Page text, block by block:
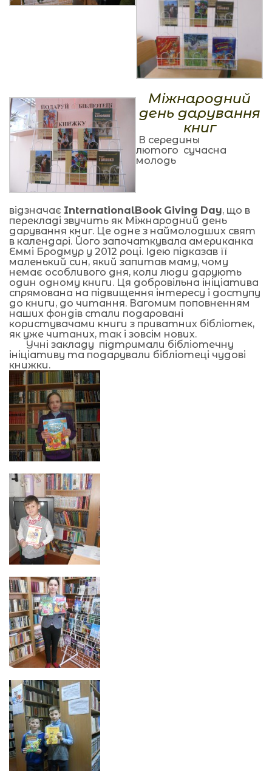
Міжнародний
день дарування
книг
В середины
лютого сучасна
молодь
відзначає InternationalBook Giving Day, що в
перекладі звучить як Міжнародний день
дарування книг. Це одне з наймолодших свят
в календарі. Його започаткувала американка
Еммі Бродмур у 2012 році. Ідею підказав її
маленький син, який запитав маму, чому
немає особливого дня, коли люди дарують
один одному книги. Ця добровільна ініціатива
спрямована на підвищення інтересу і доступу
до книги, до читання. Вагомим поповненням
наших фондів стали подаровані
користувачами книги з приватних бібліотек,
як уже читаних, так і зовсім нових.
Учні закладу підтримали бібліотечну
ініціативу та подарували бібліотеці чудові
книжки.